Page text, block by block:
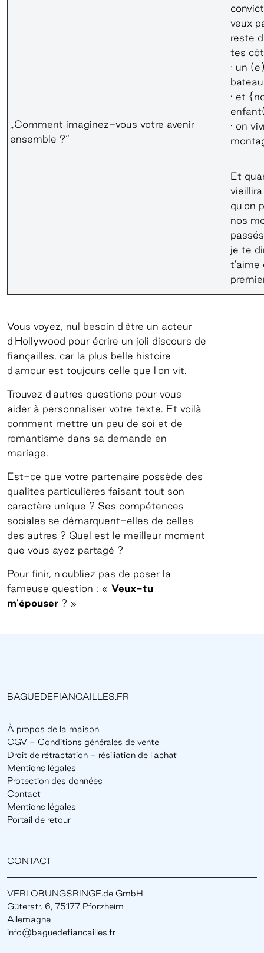
„Comment imaginez-vous votre avenir
ensemble ?“
veux
reste
tes
· un
bateau
· et
· on
Et
qu'on
nos
je te
t'aime
Vous voyez, nul besoin d'être un acteur
d'Hollywood pour écrire un joli discours de
fiançailles, car la plus belle histoire
d'amour est toujours celle que l'on vit.
Trouvez d'autres questions pour vous
aider à personnaliser votre texte. Et voilà
comment mettre un peu de soi et de
romantisme dans sa demande en
mariage.
Est-ce que votre partenaire possède des
qualités particulières faisant tout son
caractère unique ? Ses compétences
sociales se démarquent-elles de celles
des autres ? Quel est le meilleur moment
que vous ayez partagé ?
Pour finir, n'oubliez pas de poser la
fameuse question : « Veux-tu
m'épouser ? »
BAGUEDEFIANCAILLES.FR
À propos de la maison
CGV - Conditions générales de vente
Droit de rétractation - résiliation de l'achat
Mentions légales
Protection des données
Contact
Mentions légales
Portail de retour
CONTACT
VERLOBUNGSRINGE.de GmbH
Güterstr. 6, 75177 Pforzheim
Allemagne
info@baguedefiancailles.fr